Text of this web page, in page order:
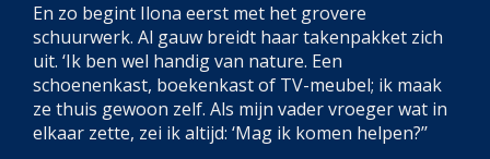
En zo begint Ilona eerst met het grovere
schuurwerk. Al gauw breidt haar takenpakket zich
uit. ‘Ik ben wel handig van nature. Een
schoenenkast, boekenkast of TV-meubel; ik maak
ze thuis gewoon zelf. Als mijn vader vroeger wat in
elkaar zette, zei ik altijd: ‘Mag ik komen helpen?’’